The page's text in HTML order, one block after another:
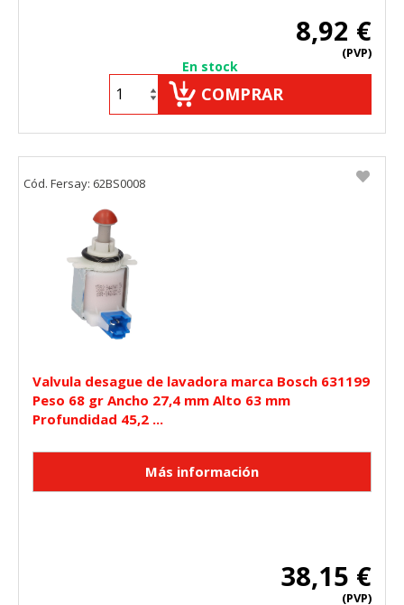
8,92 €
(PVP)
En stock
COMPRAR
Valvula desague de lavadora marca Bosch 631199
Peso 68 gr Ancho 27,4 mm Alto 63 mm
Profundidad 45,2 ...
38,15 €
(PVP)
Cód. Fersay: 62BS0008